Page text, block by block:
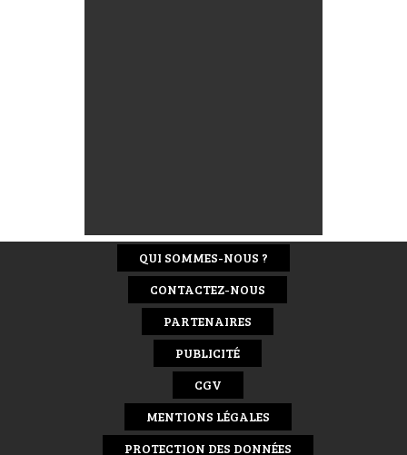
QUI SOMMES-NOUS ?
CONTACTEZ-NOUS
PARTENAIRES
PUBLICITÉ
CGV
MENTIONS LÉGALES
PROTECTION DES DONNÉES